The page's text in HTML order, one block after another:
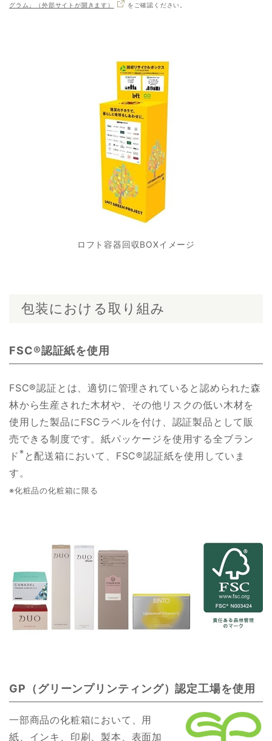
グラム」（外部サイトが開きます） をご確認ください。
ロフト容器回収BOXイメージ
包装における取り組み
FSC®認証紙を使用
FSC®認証とは、適切に管理されていると認められた森
林から生産された木材や、その他リスクの低い木材を
使用した製品にFSCラベルを付け、認証製品として販
売できる制度です。紙パッケージを使用する全ブラン
ド ※ と配送箱において、FSC®認証紙を使用していま
す。
※化粧品の化粧箱に限る
GP（グリーンプリンティング）認定工場を使用
一部商品の化粧箱において、用
紙、インキ、印刷、製本、表面加